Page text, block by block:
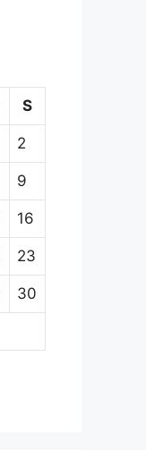
S
2
9
16
23
30